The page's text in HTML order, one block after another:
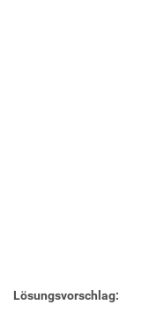
Lösungsvorschlag: